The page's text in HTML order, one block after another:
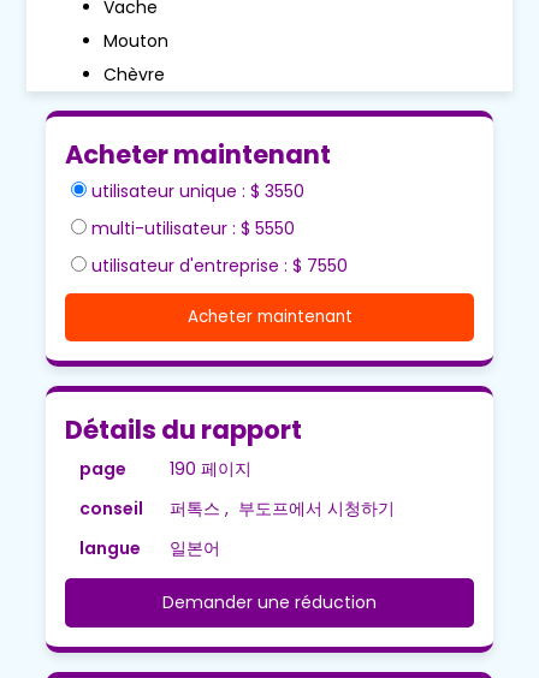
Vache
Mouton
Chèvre
Acheter maintenant
utilisateur unique : $ 3550
multi-utilisateur : $ 5550
utilisateur d'entreprise : $ 7550
Acheter maintenant
Détails du rapport
page
190 페이지
conseil
퍼톡스 , 부도프에서 시청하기
langue
일본어
Demander une réduction